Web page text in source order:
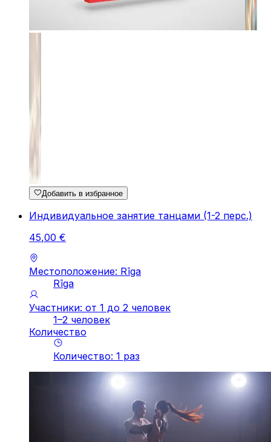
Добавить в избранное
Индивидуальное занятие танцами (1-2 перс.)
45,00 €
Местоположение: Rīga
Rīga
Участники: от 1 до 2 человек
1–2 человек
Количество
Количество: 1 pаз